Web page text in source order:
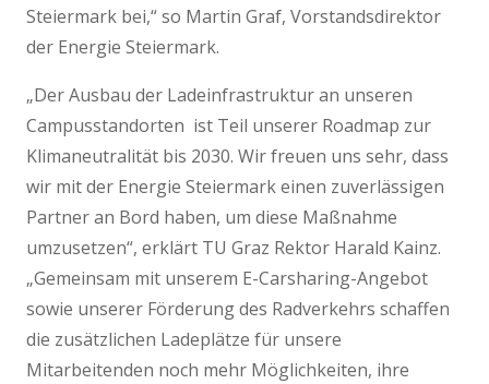
Steiermark bei,“ so Martin Graf, Vorstandsdirektor
der Energie Steiermark.
„Der Ausbau der Ladeinfrastruktur an unseren
Campusstandorten ist Teil unserer Roadmap zur
Klimaneutralität bis 2030. Wir freuen uns sehr, dass
wir mit der Energie Steiermark einen zuverlässigen
Partner an Bord haben, um diese Maßnahme
umzusetzen“, erklärt TU Graz Rektor Harald Kainz.
„Gemeinsam mit unserem E-Carsharing-Angebot
sowie unserer Förderung des Radverkehrs schaffen
die zusätzlichen Ladeplätze für unsere
Mitarbeitenden noch mehr Möglichkeiten, ihre